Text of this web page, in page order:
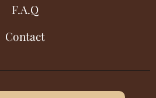
F.A.Q
Contact